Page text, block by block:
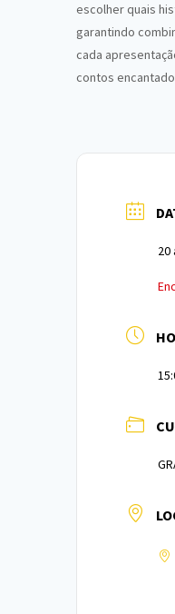
escolher quais
garantindo
cada
contos
20